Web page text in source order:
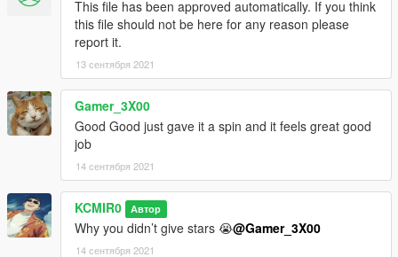
This file has been approved automatically. If you think
this file should not be here for any reason please
report it.
13 сентября 2021
Gamer_3X00
Good Good just gave it a spin and it feels great good
job
14 сентября 2021
KCMIR0 Автор
Why you didn’t give stars 😭@Gamer_3X00
14 сентября 2021